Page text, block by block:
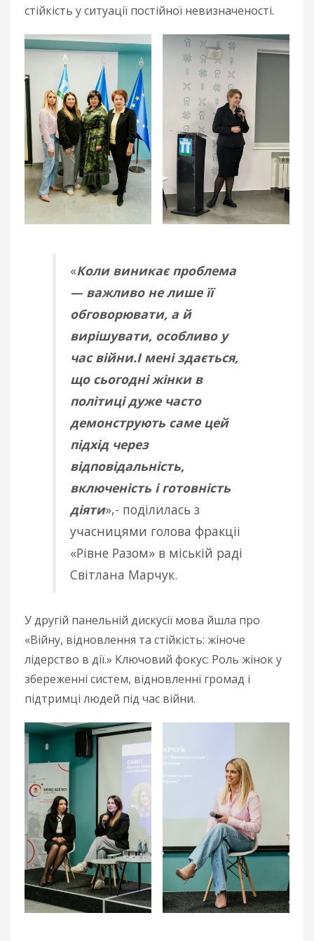
стійкість у ситуації постійної невизначеності.
«Коли виникає проблема
— важливо не лише її
обговорювати, а й
вирішувати, особливо у
час війни.І мені здається,
що сьогодні жінки в
політиці дуже часто
демонструють саме цей
підхід через
відповідальність,
включеність і готовність
діяти»,- поділилась з
учасницями голова фракціі
«Рівне Разом» в міській раді
Світлана Марчук.
У другій панельній дискусії мова йшла про
«Війну, відновлення та стійкість: жіноче
лідерство в дії.» Ключовий фокус: Роль жінок у
збереженні систем, відновленні громад і
підтримці людей під час війни.